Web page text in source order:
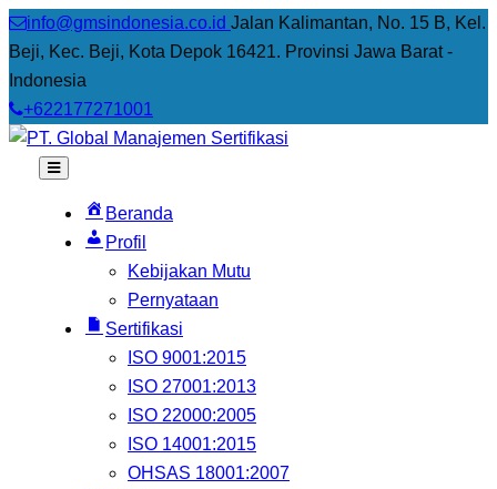
info@gmsindonesia.co.id Jalan Kalimantan, No. 15 B, Kel.
Beji, Kec. Beji, Kota Depok 16421. Provinsi Jawa Barat -
Indonesia
+622177271001
Beranda
Profil
Kebijakan Mutu
Pernyataan
Sertifikasi
ISO 9001:2015
ISO 27001:2013
ISO 22000:2005
ISO 14001:2015
OHSAS 18001:2007